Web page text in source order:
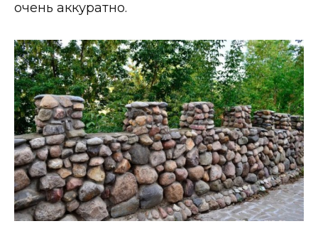
очень аккуратно.